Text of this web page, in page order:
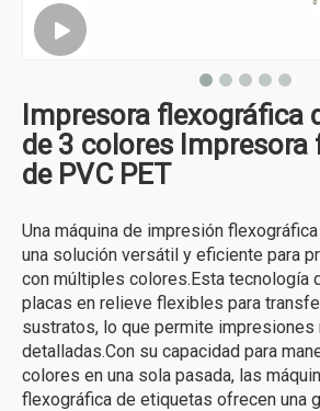
Impresora flexográfica
de 3 colores Impresora
de PVC PET
Una máquina de impresión
una solución versátil y eficiente para
con múltiples colores.Esta tecnología
placas en relieve flexibles para
sustratos, lo que permite impresiones
detalladas.Con su capacidad para
colores en una sola pasada, las
flexográfica de etiquetas ofrecen una